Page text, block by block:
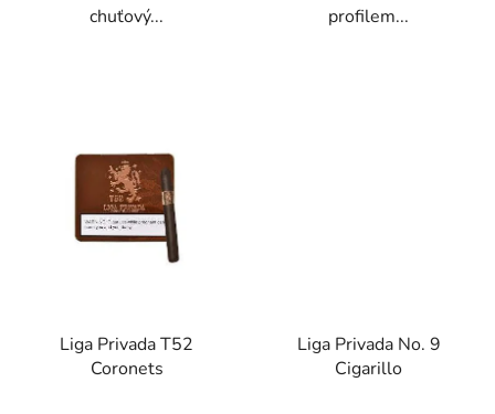
chuťový...
profilem...
Liga Privada T52
Coronets
Liga Privada No. 9
Cigarillo